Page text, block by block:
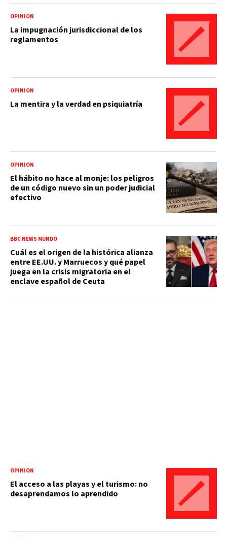
OPINIÓN
La impugnación jurisdiccional de los
reglamentos
OPINIÓN
La mentira y la verdad en psiquiatría
OPINIÓN
El hábito no hace al monje: los peligros
de un código nuevo sin un poder judicial
efectivo
BBC NEWS MUNDO
Cuál es el origen de la histórica alianza
entre EE.UU. y Marruecos y qué papel
juega en la crisis migratoria en el
enclave español de Ceuta
OPINIÓN
El acceso a las playas y el turismo: no
desaprendamos lo aprendido